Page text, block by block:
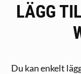
LÄGG
Du kan enkelt